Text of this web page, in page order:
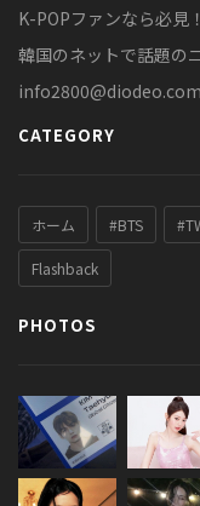
K-POPファンなら必見！
韓国のネットで話題の
info2800@diodeo.com
CATEGORY
ホーム #BTS
Flashback
PHOTOS